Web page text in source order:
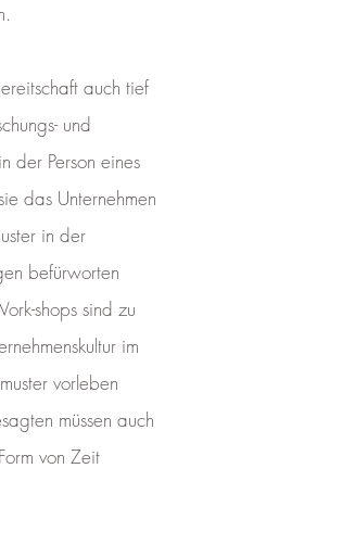
auch tief
und
der Person eines
das Unternehmen
in der
befürworten
shops sind zu
im
vorleben
müssen auch
von Zeit